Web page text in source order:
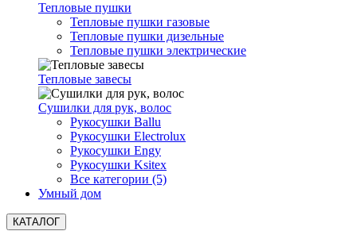
Тепловые пушки
Тепловые пушки газовые
Тепловые пушки дизельные
Тепловые пушки электрические
Тепловые завесы
Сушилки для рук, волоc
Рукосушки Ballu
Рукосушки Electrolux
Рукосушки Engy
Рукосушки Ksitex
Все категории (5)
Умный дом
КАТАЛОГ